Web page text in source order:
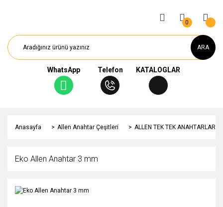
ARA
WhatsApp Telefon KATALOGLAR
0
Anasayfa Allen Anahtar Çeşitleri ALLEN TEK TEK ANAHTARLAR
Eko Allen Anahtar 3 mm